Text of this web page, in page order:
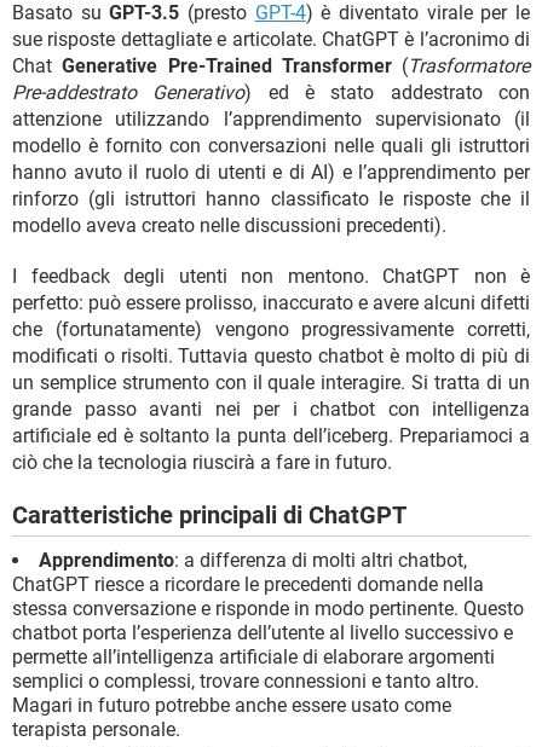
Basato suGPT-3.5 (presto GPT-4) è diventato virale per le
sue risposte dettagliate e articolate. ChatGPT è l’acronimo di
ChatGenerative Pre-Trained Transformer(Trasformatore
Pre-addestrato Generativo) ed è stato addestrato con
attenzione utilizzando l’apprendimento supervisionato (il
modello è fornito con conversazioni nelle quali gli istruttori
hanno avuto il ruolo di utenti e di AI) e l’apprendimento per
rinforzo (gli istruttori hanno classificato le risposte che il
modello aveva creato nelle discussioni precedenti).
I feedback degli utenti non mentono. ChatGPT non è
perfetto: può essere prolisso, inaccurato e avere alcuni difetti
che (fortunatamente) vengono progressivamente corretti,
modificati o risolti. Tuttavia questo chatbot è molto di più di
un semplice strumento con il quale interagire. Si tratta di un
grande passo avanti nei per i chatbot con intelligenza
artificiale ed è soltanto la punta dell’iceberg. Prepariamoci a
ciò che la tecnologia riuscirà a fare in futuro.
Caratteristiche principali di ChatGPT
Apprendimento: a differenza di molti altri chatbot,
ChatGPT riesce a ricordare le precedenti domande nella
stessa conversazione e risponde in modo pertinente. Questo
chatbot porta l’esperienza dell’utente al livello successivo e
permette all’intelligenza artificiale di elaborare argomenti
semplici o complessi, trovare connessioni e tanto altro.
Magari in futuro potrebbe anche essere usato come
terapista personale.